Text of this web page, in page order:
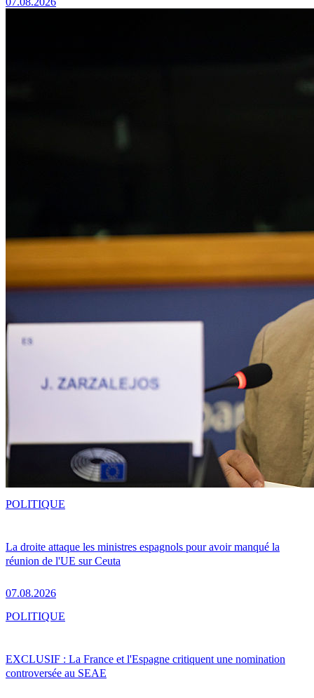
La droite attaque les ministres espagnols pour avoir manqué la
réunion de l'UE sur Ceuta
07.08.2026
POLITIQUE
EXCLUSIF : La France et l'Espagne critiquent une nomination
controversée au SEAE
POLITIQUE